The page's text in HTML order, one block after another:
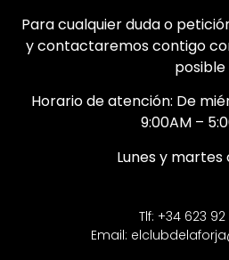
Para cualquier duda o
y contactaremos contigo
posible
Horario de atención: De
9:00AM –
Lunes y
Tlf: +34 623 92
Email: